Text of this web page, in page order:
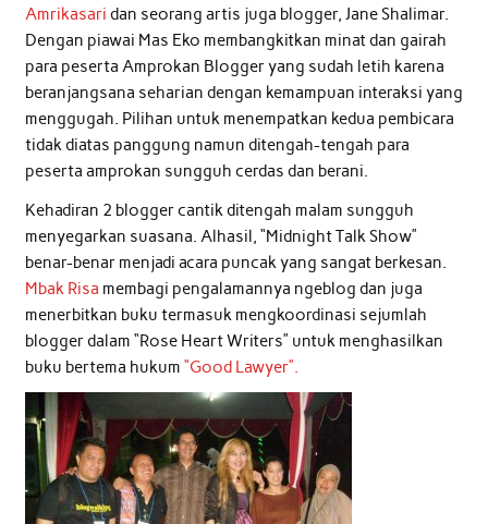
Amrikasari dan seorang artis juga blogger, Jane Shalimar.
Dengan piawai Mas Eko membangkitkan minat dan gairah
para peserta Amprokan Blogger yang sudah letih karena
beranjangsana seharian dengan kemampuan interaksi yang
menggugah. Pilihan untuk menempatkan kedua pembicara
tidak diatas panggung namun ditengah-tengah para
peserta amprokan sungguh cerdas dan berani.
Kehadiran 2 blogger cantik ditengah malam sungguh
menyegarkan suasana. Alhasil, “Midnight Talk Show”
benar-benar menjadi acara puncak yang sangat berkesan.
Mbak Risa membagi pengalamannya ngeblog dan juga
menerbitkan buku termasuk mengkoordinasi sejumlah
blogger dalam “Rose Heart Writers” untuk menghasilkan
buku bertema hukum “Good Lawyer”.